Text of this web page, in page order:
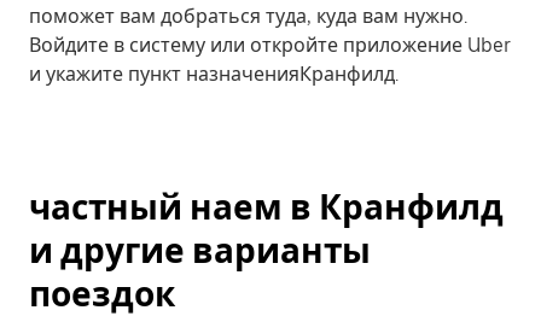
поможет вам добраться туда, куда вам нужно.
Войдите в систему или откройте приложение Uber
и укажите пункт назначенияКранфилд.
частный наем в Кранфилд
и другие варианты
поездок